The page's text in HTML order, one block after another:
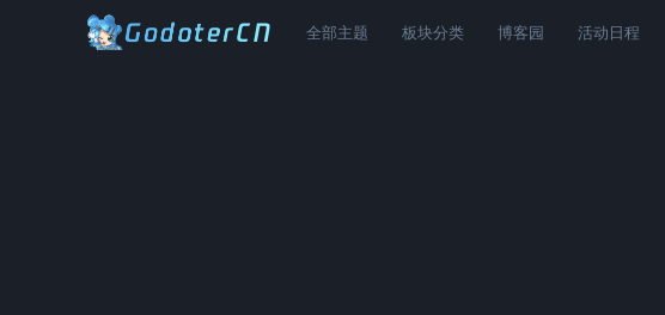
全部主题 板块分类 博客园 活动日程